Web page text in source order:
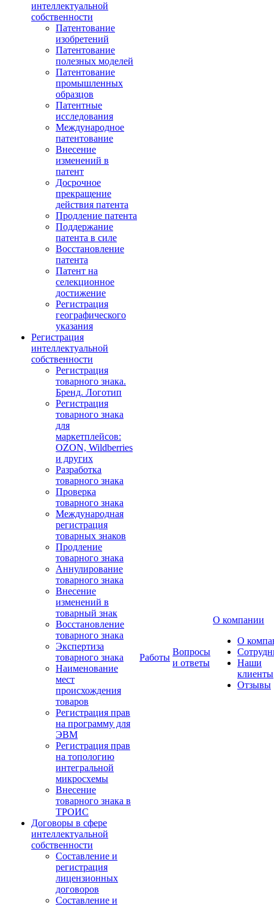
интеллектуальной
собственности
Патентование
изобретений
Патентование
полезных моделей
Патентование
промышленных
образцов
Патентные
исследования
Международное
патентование
Внесение
изменений в
патент
Досрочное
прекращение
действия патента
Продление патента
Поддержание
патента в силе
Восстановление
патента
Патент на
селекционное
достижение
Регистрация
географического
указания
Регистрация
интеллектуальной
собственности
Регистрация
товарного знака.
Бренд. Логотип
Регистрация
товарного знака
для
маркетплейсов:
OZON, Wildberries
и других
Разработка
товарного знака
Проверка
товарного знака
Международная
регистрация
товарных знаков
Продление
товарного знака
Аннулирование
товарного знака
Внесение
изменений в
товарный знак
Восстановление
товарного знака
Экспертиза
товарного знака
Наименование
мест
происхождения
товаров
Регистрация прав
на программу для
ЭВМ
Регистрация прав
на топологию
интегральной
микросхемы
Внесение
товарного знака в
ТРОИС
Договоры в сфере
интеллектуальной
собственности
Составление и
регистрация
лицензионных
договоров
Составление и
Работы
Вопросы
и ответы
О компании
О
Наши
клиенты
Отзывы